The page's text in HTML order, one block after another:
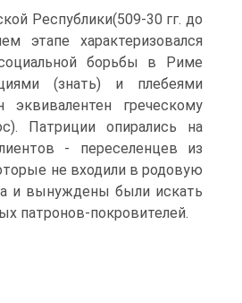
Республики(509-30 гг. до
этапе характери­зовался
борьбы в Риме
(знать) и плебеями
эквивалентен греческому
Патриции опирались на
- переселенцев из
не входили в родовую
и вынуждены были искать
патронов-покровителей.